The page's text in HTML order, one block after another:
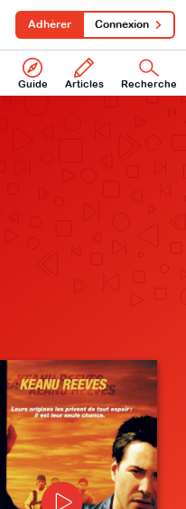
Guide Articles Recherche
Adhérer Connexion